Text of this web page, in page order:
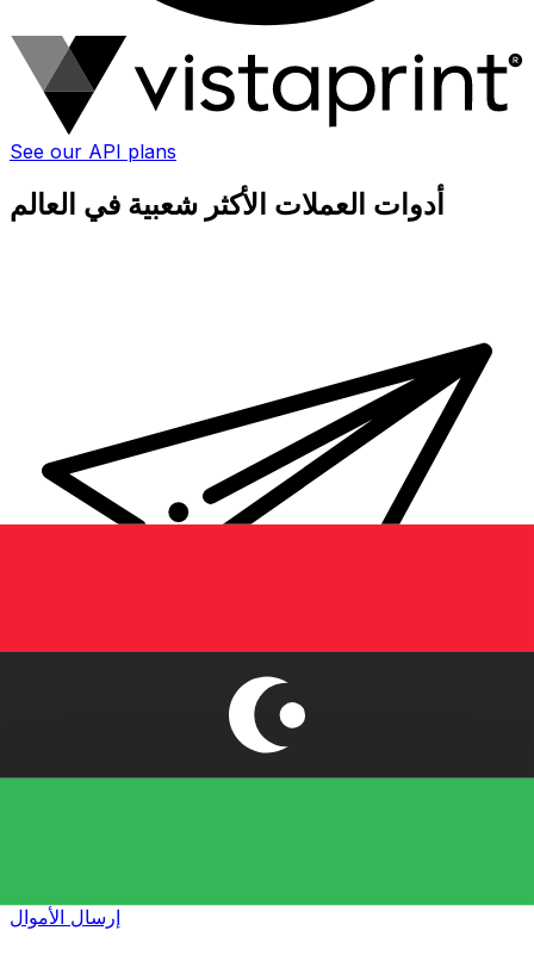
See our API plans
أدوات العملات الأكثر شعبية في العالم
إرسال الأموال